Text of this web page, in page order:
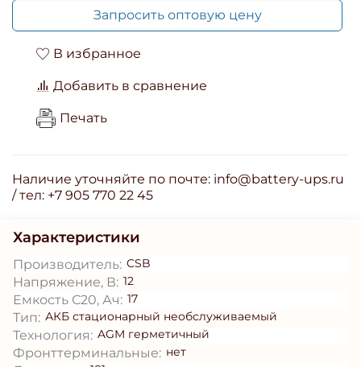
Запросить оптовую цену
В избранное
Добавить в сравнение
Печать
Наличие уточняйте по почте: info@battery-ups.ru
/ тел: +7 905 770 22 45
Характеристики
Производитель: CSB
Напряжение, В: 12
Емкость С20, Ач: 17
Тип: АКБ стационарный необслуживаемый
Технология: AGM герметичный
Фронттерминальные: нет